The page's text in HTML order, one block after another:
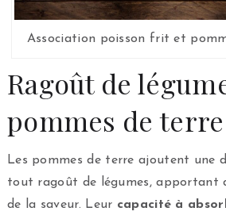
Association poisson frit et
Ragoût de
pommes de terre
Les pommes de terre ajoutent une
tout ragoût de légumes, apportant
de la saveur. Leur capacité à